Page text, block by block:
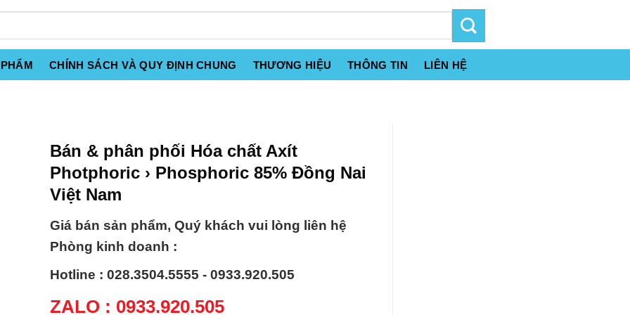
CHÍNH SÁCH VÀ QUY ĐỊNH CHUNG THƯƠNG HIỆU THÔNG TIN LIÊN HỆ
Bán & phân phối Hóa chất Axít
Photphoric › Phosphoric 85% Đồng Nai
Việt Nam
Giá bán sản phẩm, Quý khách vui lòng liên hệ
Phòng kinh doanh :
Hotline : 028.3504.5555 - 0933.920.505
ZALO : 0933.920.505